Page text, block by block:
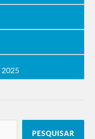
2025
PESQUISAR